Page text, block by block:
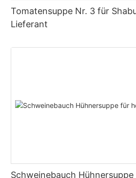
Tomatensuppe Nr. 3 für
Lieferant
Schweinebauch